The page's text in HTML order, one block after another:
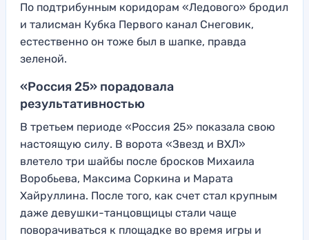
По подтрибунным коридорам «Ледового» бродил
и талисман Кубка Первого канал Снеговик,
естественно он тоже был в шапке, правда
зеленой.
«Россия 25» порадовала
результативностью
В третьем периоде «Россия 25» показала свою
настоящую силу. В ворота «Звезд и ВХЛ»
влетело три шайбы после бросков Михаила
Воробьева, Максима Соркина и Марата
Хайруллина. После того, как счет стал крупным
даже девушки-танцовщицы стали чаще
поворачиваться к площадке во время игры и